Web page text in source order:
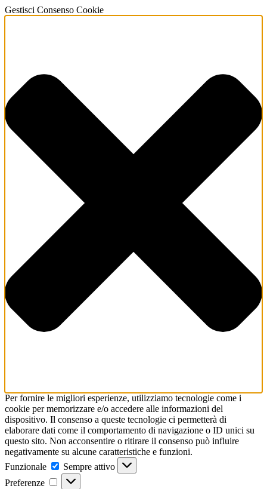
Gestisci Consenso Cookie
Per fornire le migliori esperienze, utilizziamo tecnologie come i
cookie per memorizzare e/o accedere alle informazioni del
dispositivo. Il consenso a queste tecnologie ci permetterà di
elaborare dati come il comportamento di navigazione o ID unici su
questo sito. Non acconsentire o ritirare il consenso può influire
negativamente su alcune caratteristiche e funzioni.
Funzionale
Funzionale
Sempre attivo
Preferenze
Preferenze